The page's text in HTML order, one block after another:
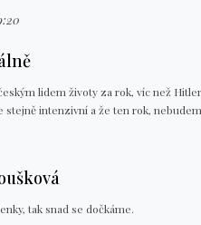
lidem životy za rok, víc než
stejně intenzivní a že ten rok,
tak snad se dočkáme.